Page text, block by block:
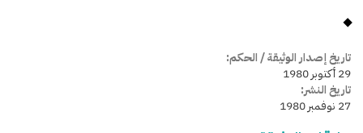
تاريخ إصدار الوثيقة / الحكم:
29 أكتوبر 1980
تاريخ النشر:
27 نوفمبر 1980